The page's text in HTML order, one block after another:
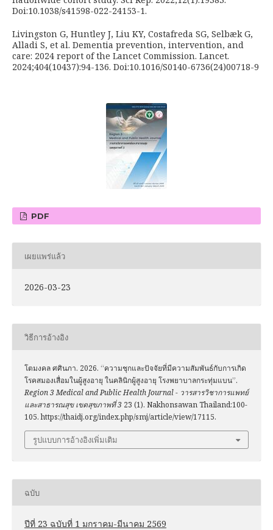
Doi:10.1038/s41598-022-24153-1.
Livingston G, Huntley J, Liu KY, Costafreda SG, Selbæk G,
Alladi S, et al. Dementia prevention, intervention, and
care: 2024 report of the Lancet Commission. Lancet.
2024;404(10437):94-136. Doi:10.1016/S0140-6736(24)00718-9
PDF
เผยแพร่แล้ว
2026-03-23
วิธีการอ้างอิง
โตมงคล ศศินภา. 2026. “ความชุกและปัจจัยที่มีความสัมพันธ์กับการเกิด
โรคสมองเสื่อมในผู้สูงอายุ ในคลินิกผู้สูงอายุ โรงพยาบาลกระทุ่มแบน”.
Region 3 Medical and Public Health Journal - วารสารวิชาการแพทย์
และสาธารณสุข เขตสุขภาพที่ 3 23 (1). Nakhonsawan Thailand:100-
105. https://thaidj.org/index.php/smj/article/view/17115.
รูปแบบการอ้างอิงเพิ่มเติม
ฉบับ
ปีที่ 23 ฉบับที่ 1 มกราคม-มีนาคม 2569